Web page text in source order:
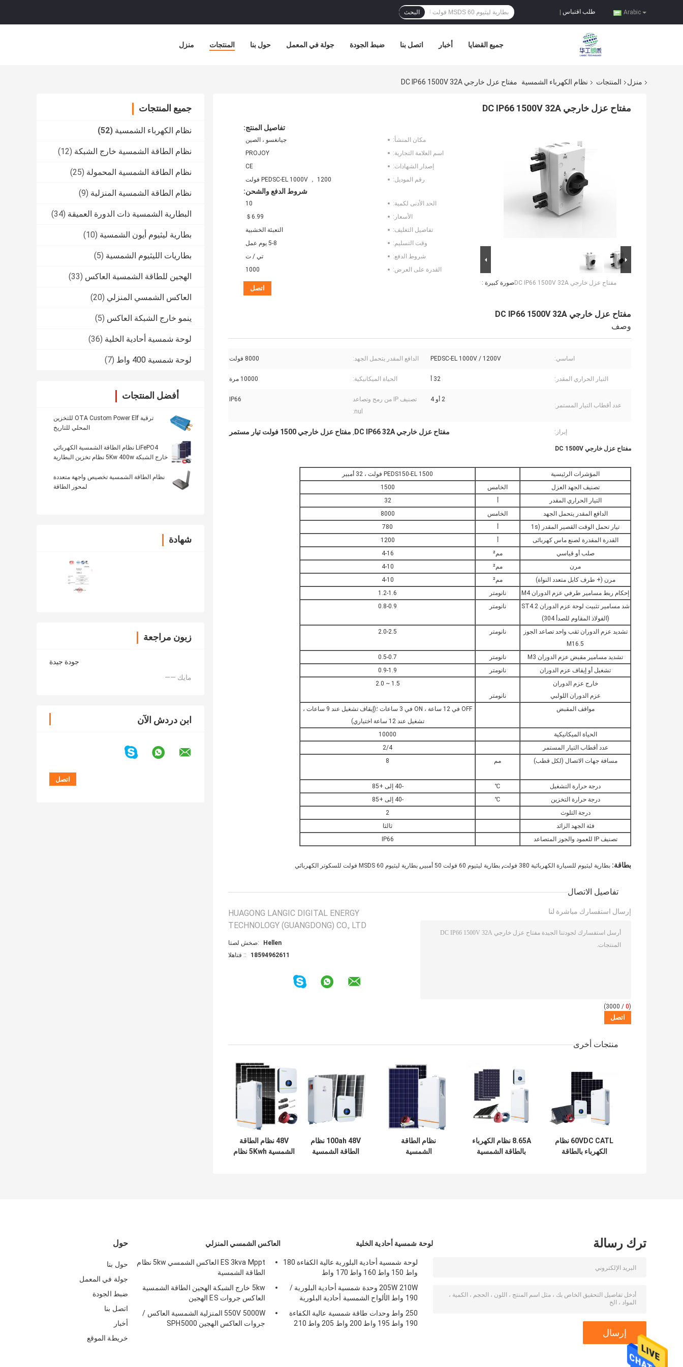
Arabic طلب اقتباس البحث
منزل المنتجات حول بنا جولة في المعمل ضبط الجودة اتصل بنا أخبار جميع القضايا
منزل المنتجات نظام الكهرباء الشمسية مفتاح عزل خارجي DC IP66 1500V 32A
جميع المنتجات
نظام الكهرباء الشمسية (52)
نظام الطاقة الشمسية خارج الشبكة (12)
نظام الطاقة الشمسية المحمولة (25)
نظام الطاقة الشمسية المنزلية (9)
البطارية الشمسية ذات الدورة العميقة (34)
بطارية ليثيوم أيون الشمسية (10)
بطاريات الليثيوم الشمسية (5)
الهجين للطاقة الشمسية العاكس (33)
العاكس الشمسي المنزلي (20)
ينمو خارج الشبكة العاكس (5)
لوحة شمسية أحادية الخلية (36)
لوحة شمسية 400 واط (7)
أفضل المنتجات
ترقية OTA Custom Power Elf للتخزين
المحلي للتاريخ
LiFePO4 نظام الطاقة الشمسية الكهربائي
خارج الشبكة 5Kw 400w نظام تخزين البطارية
نظام الطاقة الشمسية تخصيص واجهة متعددة
لمحور الطاقة
شهادة
زبون مراجعة
جودة جيدة
—— مايك
ابن دردش الآن
مفتاح عزل خارجي DC IP66 1500V 32A
صورة كبيرة : مفتاح عزل خارجي DC IP66 1500V 32A
تفاصيل المنتج:
مكان المنشأ:
جيانغسو ، الصين
اسم العلامة التجارية:
PROJOY
إصدار الشهادات:
CE
رقم الموديل:
PEDSC-EL 1000V ， 1200 فولت
شروط الدفع والشحن:
الحد الأدنى لكمية:
10
الأسعار:
＄6.99
تفاصيل التغليف:
التعبئة الخشبية
وقت التسليم:
5-8 يوم عمل
شروط الدفع:
تي / ت
القدرة على العرض:
1000
اتصل
مفتاح عزل خارجي DC IP66 1500V 32A
وصف
اساسي: PEDSC-EL 1000V / 1200V الدافع المقدر يتحمل الجهد: 8000 فولت
التيار الحراري المقدر: 32 أ الحياة الميكانيكية: 10000 مرة
عدد أقطاب التيار المستمر:
2 أو 4
تصنيف IP من رمح وتصاعد
nul:
IP66
إبراز: مفتاح عزل خارجي DC IP66 32A , مفتاح عزل خارجي 1500 فولت تيار مستمر
مفتاح عزل خارجي DC 1500V
المؤشرات الرئيسية
PEDS150-EL 1500 فولت ، 32 أمبير
تصنيف الجهد العزل
الخامس
1500
التيار الحراري المقدر
32
الدافع المقدر يتحمل الجهد
الخامس
8000
تيار تحمل الوقت القصير المقدر (1s
780
القدرة المقدرة لصنع ماس كهربائى
1200
صلب أو قياسي
مم²
4-16
مرن
مم²
4-10
مرن (+ طرف كابل متعدد النواة)
مم²
4-10
إحكام ربط مسامير طرفي عزم الدوران M4
نانومتر
1.2-1.6
شد مسامير تثبيت لوحة عزم الدوران ST4.2
(الفولاذ المقاوم للصدأ 304)
نانومتر 0.8-0.9
تشديد عزم الدوران ثقب واحد تصاعد الجوز
M16.5
نانومتر 2.0-2.5
تشديد مسامير مقبض عزم الدوران M3 نانومتر
0.5-0.7
تشغيل أو إيقاف عزم الدوران
نانومتر
0.9-1.9
خارج عزم الدوران
عزم الدوران اللولبي
نانومتر
1.5 ~ 2.0
مواقف المقبض
OFF في 12 ساعة ، ON في 3 ساعات ؛(إيقاف تشغيل عند 9 ساعات ،
تشغيل عند 12 ساعة اختياري)
الحياة الميكانيكية
10000
عدد أقطاب التيار المستمر
2/4
مسافة جهات الاتصال (لكل قطب)
مم 8
درجة حرارة التشغيل ℃
-40 إلى +85
درجة حرارة التخزين
℃
-40 إلى +85
درجة التلوث
2
فئة الجهد الزائد
ثالثا
تصنيف IP للعمود والجوز المتصاعد
IP66
بطاقة: بطارية ليثيوم للسيارة الكهربائية 380 فولت , بطارية ليثيوم 60 فولت 50 أمبير , بطارية ليثيوم MSDS 60 فولت للسكوتر الكهربائي
تفاصيل الاتصال
HUAGONG LANGIC DIGITAL ENERGY
TECHNOLOGY (GUANGDONG) CO., LTD
اتصل شخص:
Hellen
الهاتف ::
18594962611
إرسال استفسارك مباشرة لنا
(
0
/ 3000)
منتجات أخرى
60VDC CATL نظام
الكهرباء بالطاقة
8.65A نظام الكهرباء
بالطاقة الشمسية
نظام الطاقة
الشمسية
100ah 48V نظام
الطاقة الشمسية
48V نظام الطاقة
الشمسية 5Kwh نظام
حول
حول بنا
جولة في المعمل
ضبط الجودة
اتصل بنا
أخبار
خريطة الموقع
العاكس الشمسي المنزلي
ES 3kva Mppt العاكس الشمسي 5kw نظام
الطاقة الشمسية
5kw خارج الشبكة الهجين الطاقة الشمسية
العاكس جروات ES الهجين
550V 5000W المنزلية الشمسية العاكس /
جروات العاكس الهجين SPH5000
لوحة شمسية أحادية الخلية
لوحة شمسية أحادية البلورية عالية الكفاءة 180
واط 150 واط 160 واط 170 واط
205W 210W وحدة شمسية أحادية البلورية /
190 واط الألواح الشمسية أحادية البلورية
250 واط وحدات طاقة شمسية عالية الكفاءة
190 واط 195 واط 200 واط 205 واط 210
ترك رسالة